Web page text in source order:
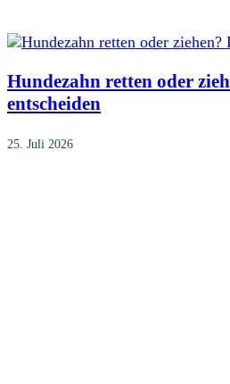
Hundezahn retten oder
entscheiden
25. Juli 2026